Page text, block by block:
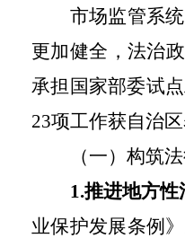
市场监管系
更加健全，法治
承担国家部委试
23项工作获自治
（一）构筑
1.推进地方
业保护发展条例